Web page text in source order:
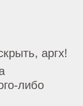
аргх!
либо